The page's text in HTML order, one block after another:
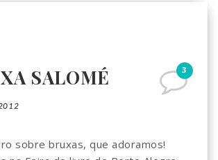
3
SALOMÉ
sobre bruxas, que adoramos!